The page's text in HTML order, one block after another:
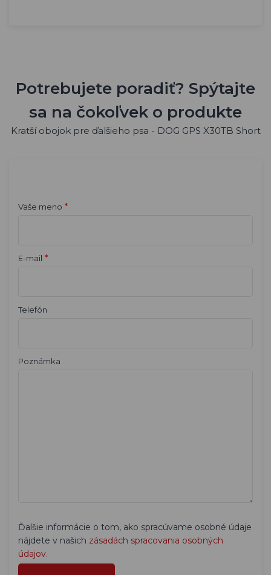
Potrebujete poradiť? Spýtajte
sa na čokoľvek o produkte
Kratší obojok pre ďalšieho psa - DOG GPS X30TB Short
Vaše meno *
E-mail *
Telefón
Poznámka
Ďalšie informácie o tom, ako spracúvame osobné údaje
nájdete v našich zásadách spracovania osobných
údajov.